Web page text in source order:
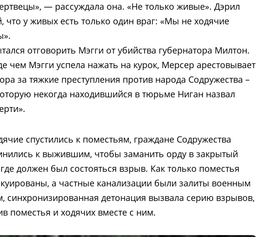
— рассуждала она. «Не только живые». Дэрил
что у живых есть только один враг: «Мы не ходячие
отговорить Мэгги от убийства губернатора Милтон.
чем Мэгги успела нажать на курок, Мерсер арестовывает
за тяжкие преступления против народа Содружества –
некогда находившийся в тюрьме Ниган назвал
спустились к поместьям, граждане Содружества
к выжившим, чтобы заманить орду в закрытый
должен был состояться взрыв. Как только поместья
а частные канализации были залиты военным
синхронизированная детонация вызвала серию взрывов,
поместья и ходячих вместе с ним.